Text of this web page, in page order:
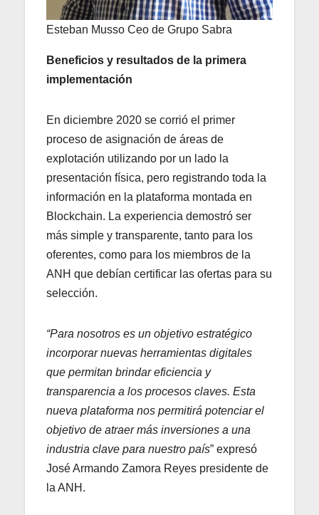
Esteban Musso Ceo de Grupo Sabra
Beneficios y resultados de la primera
implementación
En diciembre 2020 se corrió el primer
proceso de asignación de áreas de
explotación utilizando por un lado la
presentación física, pero registrando toda la
información en la plataforma montada en
Blockchain. La experiencia demostró ser
más simple y transparente, tanto para los
oferentes, como para los miembros de la
ANH que debían certificar las ofertas para su
selección.
“Para nosotros es un objetivo estratégico
incorporar nuevas herramientas digitales
que permitan brindar eficiencia y
transparencia a los procesos claves. Esta
nueva plataforma nos permitirá potenciar el
objetivo de atraer más inversiones a una
industria clave para nuestro país” expresó
José Armando Zamora Reyes presidente de
la ANH.